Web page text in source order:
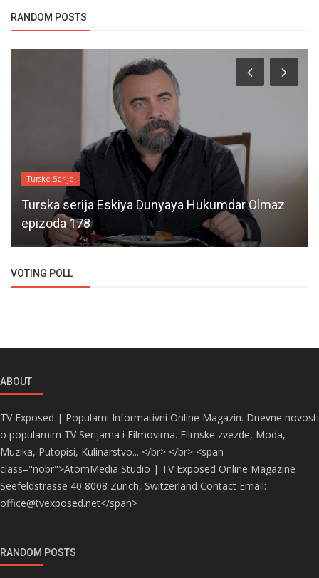
RANDOM POSTS
Turske Serije
Turska serija Eskiya Dunyaya Hukumdar Olmaz
epizoda 178
VOTING POLL
ABOUT
TV Exposed | Popularni Informativni Online Magazin. Dnevne novosti
o popularnim TV Serijama i Filmovima. Filmske zvezde, Moda,
Muzika, Putopisi, Kulinarstvo... </br> </br> <span
class="nobr">AtomMedia Studio | TV Exposed Online Magazine
Seefeldstrasse 40 8008 Zürich, Switzerland Contact Email:
office@tvexposed.net</span>
RANDOM POSTS